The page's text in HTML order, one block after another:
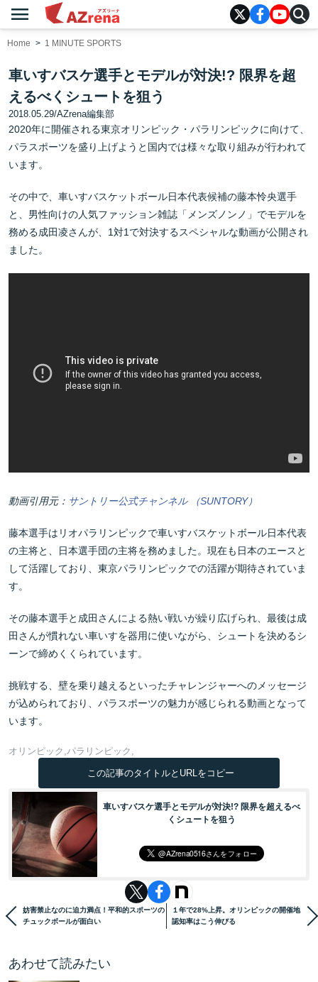
menu
Home 1 MINUTE SPORTS
車いすバスケ選手とモデルが対決!? 限界を超
えるべくシュートを狙う
2018.05.29/AZrena編集部
2020年に開催される東京オリンピック・パラリンピックに向けて、
パラスポーツを盛り上げようと国内では様々な取り組みが行われて
います。
その中で、車いすバスケットボール日本代表候補の藤本怜央選手
と、男性向けの人気ファッション雑誌「メンズノンノ」でモデルを
務める成田凌さんが、1対1で対決するスペシャルな動画が公開され
ました。
動画引用元： サントリー公式チャンネル （SUNTORY）
藤本選手はリオパラリンピックで車いすバスケットボール日本代表
の主将と、日本選手団の主将を務めました。現在も日本のエースと
して活躍しており、東京パラリンピックでの活躍が期待されていま
す。
その藤本選手と成田さんによる熱い戦いが繰り広げられ、最後は成
田さんが慣れない車いすを器用に使いながら、シュートを決めるシ
ーンで締めくくられています。
挑戦する、壁を乗り越えるといったチャレンジャーへのメッセージ
が込められており、パラスポーツの魅力が感じられる動画となって
います。
オリンピック パラリンピック
この記事のタイトルとURLをコピー
車いすバスケ選手とモデルが対決!? 限界を超えるべ
くシュートを狙う
妨害禁止なのに迫力満点！平和的スポーツの
チュックボールが面白い
１年で28%上昇。オリンピックの開催地
認知率はこう伸びる
あわせて読みたい